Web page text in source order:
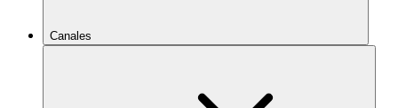
Canales